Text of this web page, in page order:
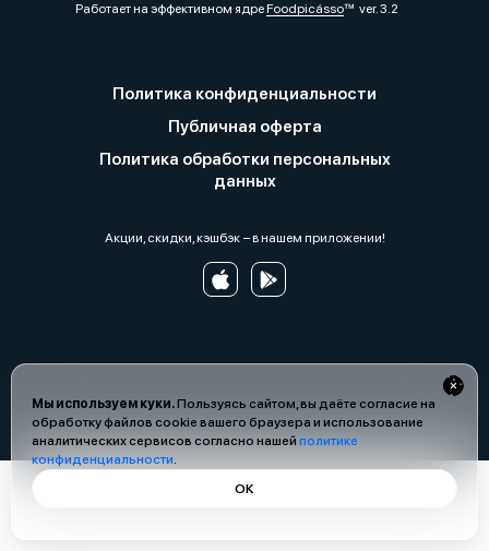
Мы используем куки.Пользуясь сайтом, вы даёте согласие на
обработку файлов cookie вашего браузера и использование
аналитических сервисов согласно нашей политике
конфиденциальности.
ОК
Работает на эффективном ядреFoodpicássover. 3.2
Политика конфиденциальности
Публичная оферта
Политика обработки персональных
данных
Акции, скидки, кэшбэк − в нашем приложении!